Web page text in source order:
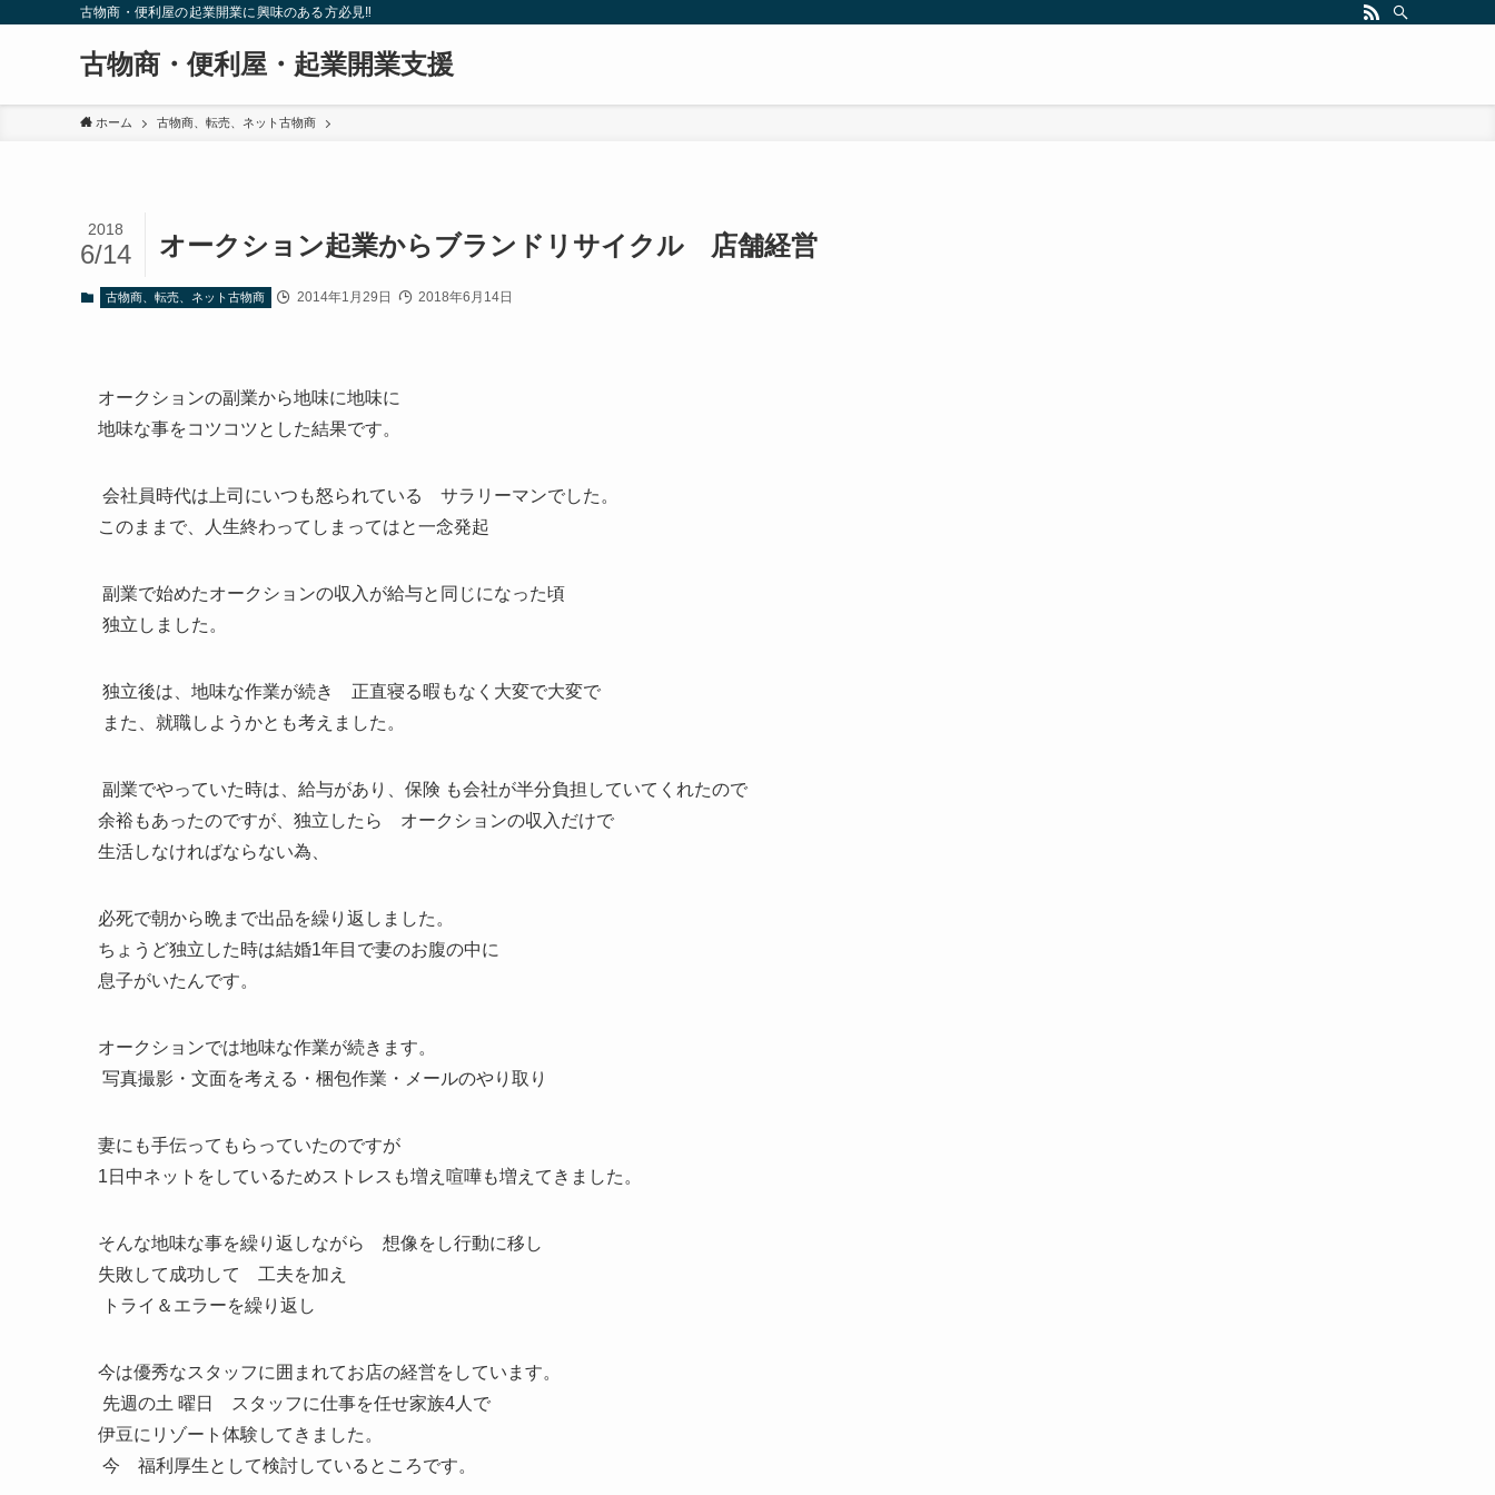
古物商・便利屋の起業開業に興味のある方必見‼
古物商・便利屋・起業開業支援
ホーム 古物商、転売、ネット古物商
オークション起業からブランドリサイクル 店舗経営
2018
6/14
古物商、転売、ネット古物商 2014年1月29日 2018年6月14日
オークションの副業から地味に地味に
地味な事をコツコツとした結果です。
会社員時代は上司にいつも怒られている サラリーマンでした。
このままで、人生終わってしまってはと一念発起
副業で始めたオークションの収入が給与と同じになった頃
独立しました。
独立後は、地味な作業が続き 正直寝る暇もなく大変で大変で
また、就職しようかとも考えました。
副業でやっていた時は、給与があり、保険 も会社が半分負担していてくれたので
余裕もあったのですが、独立したら オークションの収入だけで
生活しなければならない為、
必死で朝から晩まで出品を繰り返しました。
ちょうど独立した時は結婚1年目で妻のお腹の中に
息子がいたんです。
オークションでは地味な作業が続きます。
写真撮影・文面を考える・梱包作業・メールのやり取り
妻にも手伝ってもらっていたのですが
1日中ネットをしているためストレスも増え喧嘩も増えてきました。
そんな地味な事を繰り返しながら 想像をし行動に移し
失敗して成功して 工夫を加え
トライ＆エラーを繰り返し
今は優秀なスタッフに囲まれてお店の経営をしています。
先週の土 曜日 スタッフに仕事を任せ家族4人で
伊豆にリゾート体験してきました。
今 福利厚生として検討しているところです。